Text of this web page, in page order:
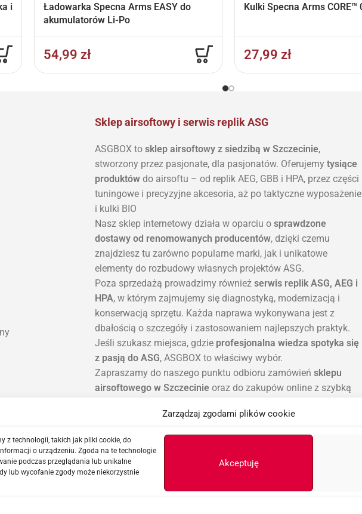
Zarządzaj zgodami plików cookie
z technologii, takich jak pliki cookie, do
o urządzeniu. Zgoda na te technologie
podczas przeglądania lub unikalne
lub wycofanie zgody może niekorzystnie
Akceptuję
i
Ładowarka Specna Arms EASY do
akumulatorów Li-Po
54,99 zł
Kulki Specna Arms CORE™
27,99 zł
Sklep airsoftowy i serwis replik ASG
ASGBOX to sklep airsoftowy z siedzibą w Szczecinie,
stworzony przez pasjonate, dla pasjonatów. Oferujemy tysiące
produktów do airsoftu – od replik AEG, GBB i HPA, przez części
tuningowe i precyzyjne akcesoria, aż po taktyczne wyposażenie
i kulki BIO
Nasz sklep internetowy działa w oparciu o sprawdzone
dostawy od renomowanych producentów, dzięki czemu
znajdziesz tu zarówno popularne marki, jak i unikatowe
elementy do rozbudowy własnych projektów ASG.
Poza sprzedażą prowadzimy również serwis replik ASG, AEG i
HPA, w którym zajmujemy się diagnostyką, modernizacją i
konserwacją sprzętu. Każda naprawa wykonywana jest z
dbałością o szczegóły i zastosowaniem najlepszych praktyk.
Jeśli szukasz miejsca, gdzie profesjonalna wiedza spotyka się
z pasją do ASG, ASGBOX to właściwy wybór.
Zapraszamy do naszego punktu odbioru zamówień sklepu
airsoftowego w Szczecinie oraz do zakupów online z szybką